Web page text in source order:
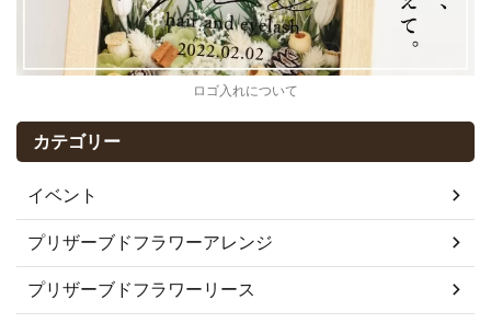
ロゴ入れについて
カテゴリー
イベント
プリザーブドフラワーアレンジ
プリザーブドフラワーリース